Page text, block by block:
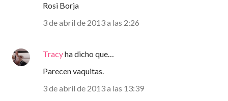
Rosi Borja
3 de abril de 2013 a las 2:26
Tracyha dicho que…
Parecen vaquitas.
3 de abril de 2013 a las 13:39